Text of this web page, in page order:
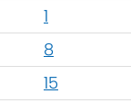
1
8
15